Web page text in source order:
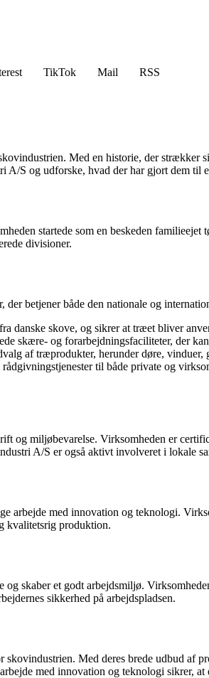
TikTok Mail
RSS
Med en historie, der strækker
S og udforske, hvad der har gjort dem til
startede som en beskeden
divisioner.
betjener både den nationale og
danske skove, og sikrer at træet bliver
skære- og forarbejdningsfaciliteter, der
af træprodukter, herunder døre,
til både private og
miljøbevarelse. Virksomheden er
A/S er også aktivt involveret i lokale
arbejde med innovation og teknologi.
kvalitetsrig produktion.
skaber et godt arbejdsmiljø.
sikkerhed på arbejdspladsen.
Med deres brede udbud af
med innovation og teknologi sikrer,